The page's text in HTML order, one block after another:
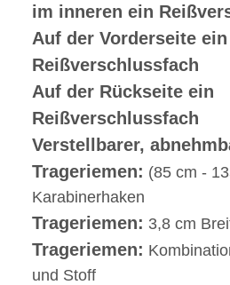
im inneren ein
Auf der Vorderseite ein
Reißverschlussfach
Auf der Rückseite ein
Reißverschlussfach
Verstellbarer,
Trageriemen: (85 cm -
Karabinerhaken
Trageriemen: 3,8 cm
Trageriemen:
und Stoff